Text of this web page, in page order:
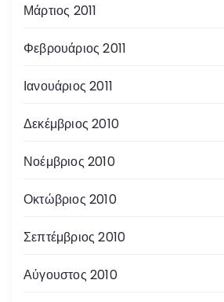
Μάρτιος 2011
Φεβρουάριος 2011
Ιανουάριος 2011
Δεκέμβριος 2010
Νοέμβριος 2010
Οκτώβριος 2010
Σεπτέμβριος 2010
Αύγουστος 2010